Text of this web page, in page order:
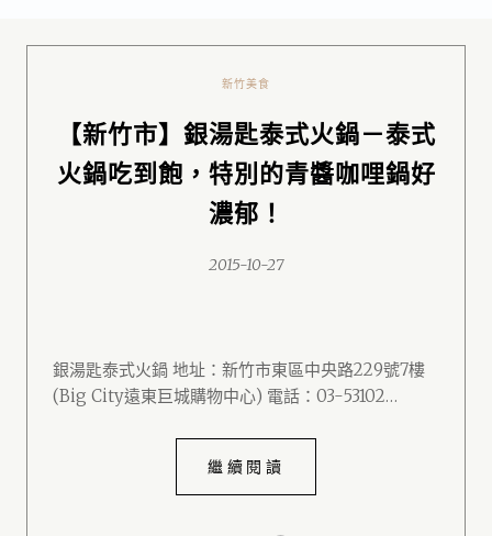
新竹美食
【新竹市】銀湯匙泰式火鍋－泰式
火鍋吃到飽，特別的青醬咖哩鍋好
濃郁！
2015-10-27
銀湯匙泰式火鍋 地址：新竹市東區中央路229號7樓
(Big City遠東巨城購物中心) 電話：03-53102…
繼續閱讀